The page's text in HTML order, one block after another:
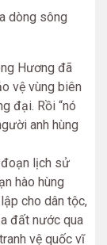
dòng sông
Hương đã
vệ vùng biên
đại. Rồi “nó
anh hùng
lịch sử
hào hùng
cho dân tộc,
đất nước qua
vệ quốc vĩ